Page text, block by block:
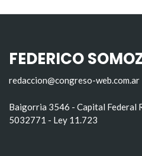
FEDERICO
redaccion@congreso-web.com.ar
Baigorria 3546 - Capital Federal
5032771 - Ley 11.723